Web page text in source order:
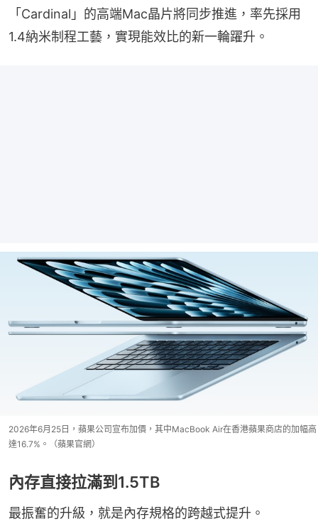
「Cardinal」的高端Mac晶片將同步推進，率先採用
1.4納米制程工藝，實現能效比的新一輪躍升。
2026年6月25日，蘋果公司宣布加價，其中MacBook Air在香港蘋果商店的加幅高
達16.7%。（蘋果官網）
內存直接拉滿到1.5TB
最振奮的升級，就是內存規格的跨越式提升。